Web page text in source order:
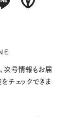
次号情報もお届
チェックできま